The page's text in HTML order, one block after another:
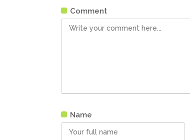
Comment
Name